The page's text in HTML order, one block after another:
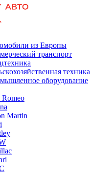
из Европы
транспорт
техника
оборудование
Martin